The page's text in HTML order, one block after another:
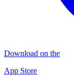
Download on the
App Store